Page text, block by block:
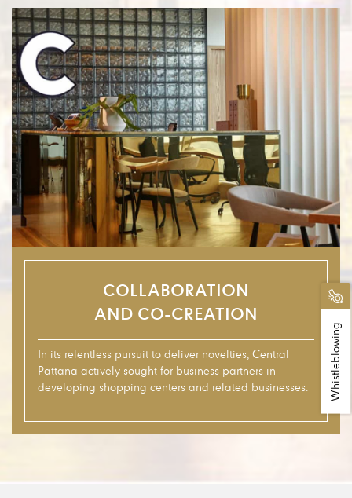
Collaboration and Co-Creation
COLLABORATION
AND CO-CREATION
In its relentless pursuit to deliver novelties, Central
Pattana actively sought for business partners in
developing shopping centers and related businesses.
Whistleblowing